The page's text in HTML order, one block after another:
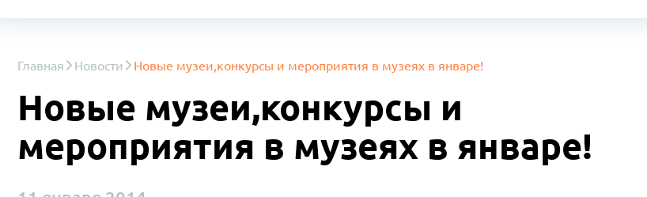
Главная Новости Новые музеи,конкурсы и мероприятия в музеях в январе!
Новые музеи,конкурсы и
мероприятия в музеях в январе!